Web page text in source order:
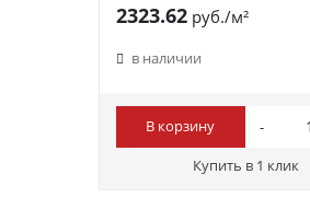
2323.62руб./м²
в наличии
В корзину
Купить в 1 клик